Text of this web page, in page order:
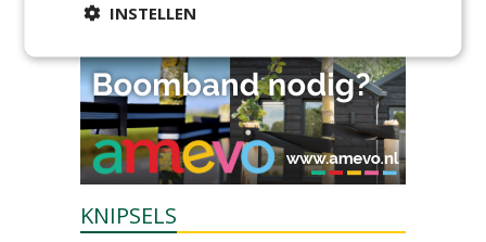
zondag 2 augustus 2026
KNIPSELS
INSTELLEN